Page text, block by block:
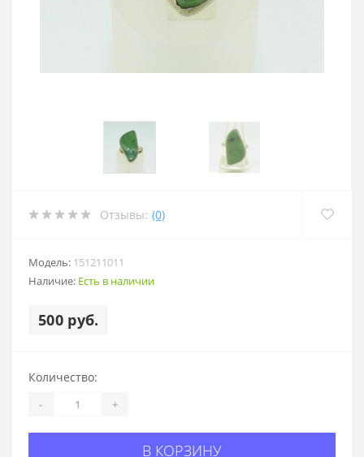
Отзывы: (0)
Модель: 151211011
Наличие: Есть в наличии
500 руб.
Количество:
- +
В КОРЗИНУ